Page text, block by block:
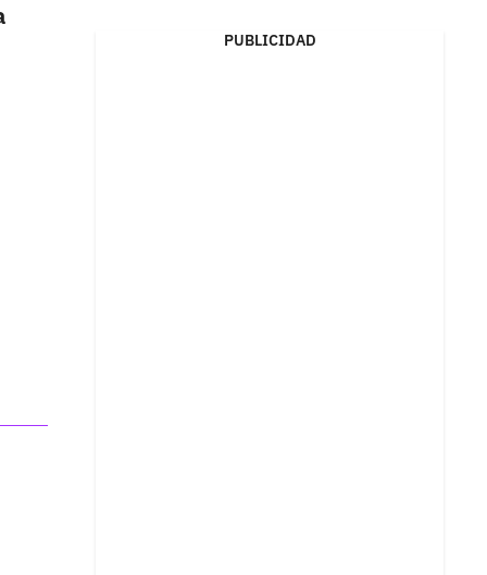
PUBLICIDAD